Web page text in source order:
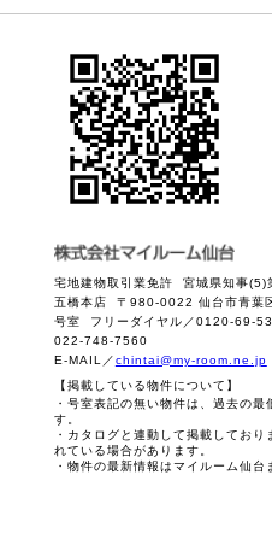
宅地建物取引業免許 宮城県知事(5)
五橋本店 〒980-0022 仙台市青葉
号室 フリーダイヤル／0120-69-
022-748-7560
E-MAIL／chintai@my-room.ne.jp
【掲載している物件について】
・号室表記の無い物件は、過去の
す。
・カタログと連動して掲載してお
れている場合があります。
・物件の最新情報はマイルーム仙台